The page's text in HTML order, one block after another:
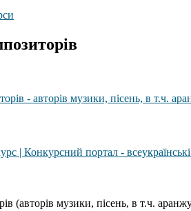
(авторів музики, пісень, в т.ч.